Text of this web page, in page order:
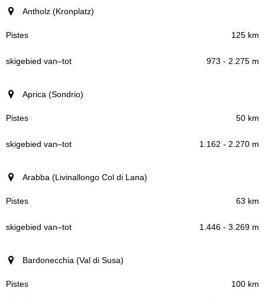
Antholz (Kronplatz)
125 km
973 - 2.275 m
Aprica (Sondrio)
50 km
1.162 - 2.270 m
Arabba (Livinallongo Col di Lana)
63 km
1.446 - 3.269 m
Bardonecchia (Val di Susa)
100 km